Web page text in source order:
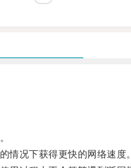
况下获得更快的网络速度。